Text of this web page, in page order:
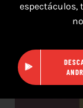
espectáculos,